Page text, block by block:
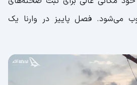
می‌شود. فصل پاییز در وارنا یک